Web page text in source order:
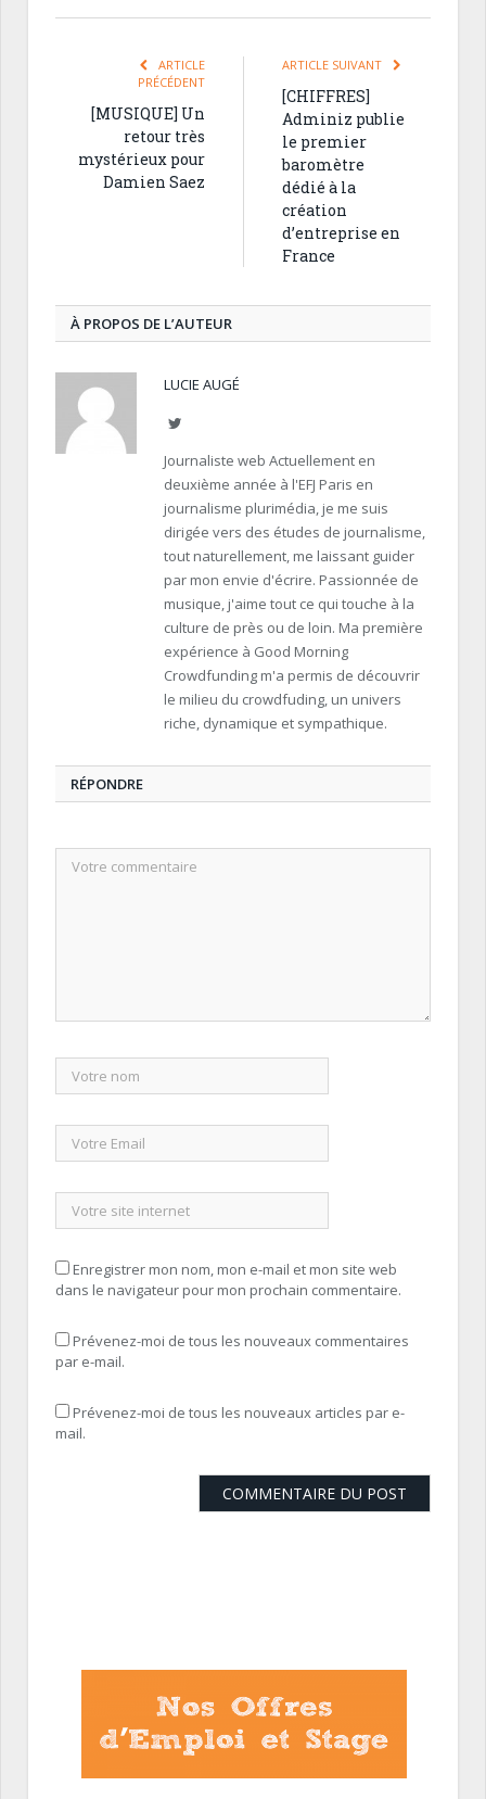
ARTICLE
PRÉCÉDENT
[MUSIQUE] Un
retour très
mystérieux pour
Damien Saez
ARTICLE SUIVANT
[CHIFFRES]
Adminiz publie
le premier
baromètre
dédié à la
création
d’entreprise en
France
À PROPOS DE L’AUTEUR
LUCIE AUGÉ
Twitter
Journaliste web Actuellement en
deuxième année à l'EFJ Paris en
journalisme plurimédia, je me suis
dirigée vers des études de journalisme,
tout naturellement, me laissant guider
par mon envie d'écrire. Passionnée de
musique, j'aime tout ce qui touche à la
culture de près ou de loin. Ma première
expérience à Good Morning
Crowdfunding m'a permis de découvrir
le milieu du crowdfuding, un univers
riche, dynamique et sympathique.
RÉPONDRE
Enregistrer mon nom, mon e-mail et mon site web
dans le navigateur pour mon prochain commentaire.
Prévenez-moi de tous les nouveaux commentaires
par e-mail.
Prévenez-moi de tous les nouveaux articles par e-
mail.